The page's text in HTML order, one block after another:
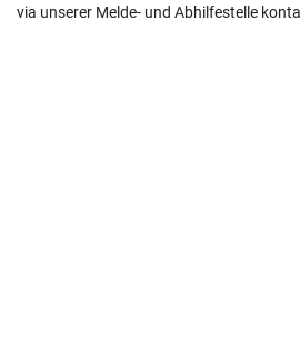
via unserer Melde- und Abhilfestelle